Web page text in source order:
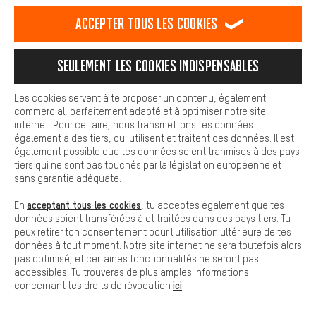
RÉSILIER LE CONTRAT Communauté d'Aix-la-Chapelle
Programme d'affiliation Mentions Légales Protection des données
Conditions générales de vente Plateforme d'Alerte
Reprise des batteries Corepile Paramètres de cookies
Modifier le contraste
Tous les prix s'entendent en euros (MwSt hors) plus les
frais de portpour la livraison versÉtats-Unis.
Nous pouvons ainsi mettre à ta disposition d'autres contenus et
informations utiles. De plus, tu as la possibilité d'utiliser des
facilement les bons produits. Par exemple, nous proposons une
facilement aux questions.
Cookies de base
Les cookies de base garantissent que tu puisses utiliser les
fonctions de notre site web.
Accepter tous les cookies
Seulement les cookies indispensables
Les cookies servent à te proposer un contenu, également
commercial, parfaitement adapté et à optimiser notre site
internet. Pour ce faire, nous transmettons tes données
également à des tiers, qui utilisent et traitent ces données. Il est
également possible que tes données soient tranmises à des pays
tiers qui ne sont pas touchés par la législation européenne et
sans garantie adéquate.
En acceptant tous les cookies , tu acceptes également que tes
données soient transférées à et traitées dans des pays tiers. Tu
peux retirer ton consentement pour l'utilisation ultérieure de tes
données à tout moment. Notre site internet ne sera toutefois alors
pas optimisé, et certaines fonctionnalités ne seront pas
accessibles. Tu trouveras de plus amples informations
concernant tes droits de révocation ici